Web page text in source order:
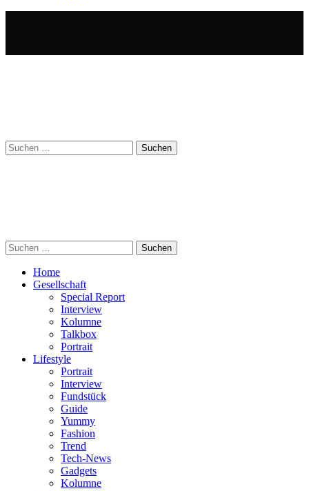
Suchen
nach:
Suchen
nach:
Home
Gesellschaft
Special Report
Interview
Kolumne
Talkbox
Portrait
Lifestyle
Portrait
Interview
Fundstück
Guide
Yummy
Fashion
Trend
Tech-News
Gadgets
Kolumne